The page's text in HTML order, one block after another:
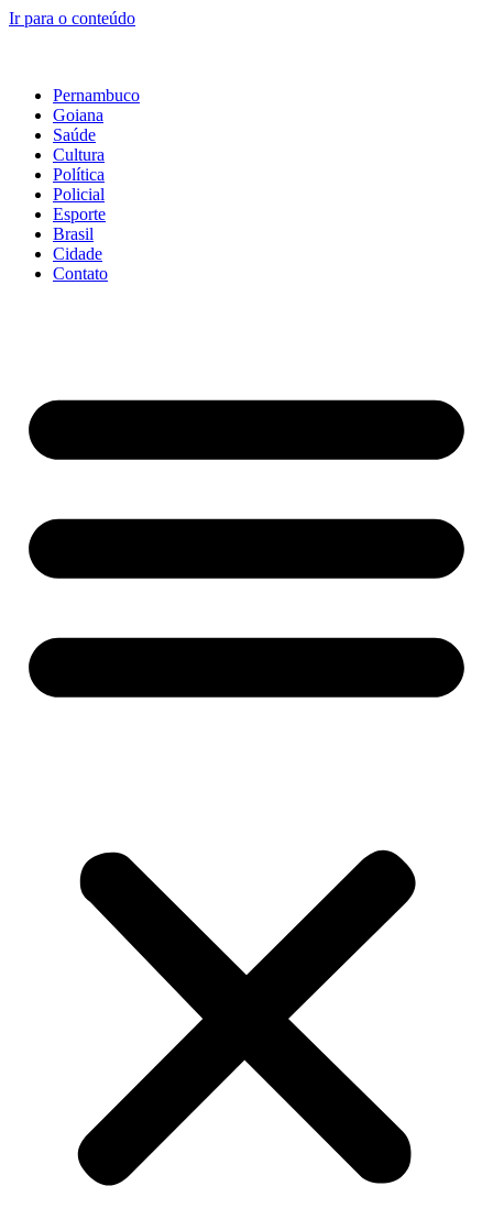
Ir para o conteúdo
Pernambuco
Goiana
Saúde
Cultura
Política
Policial
Esporte
Brasil
Cidade
Contato